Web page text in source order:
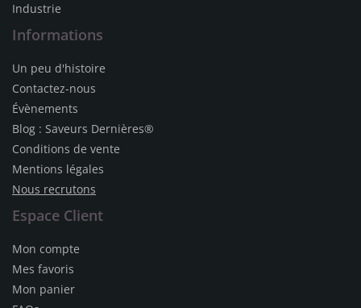
Industrie
Informations
Un peu d'histoire
Contactez-nous
Évènements
Blog : Saveurs Dernières®
Conditions de vente
Mentions légales
Nous recrutons
Espace Client
Mon compte
Mes favoris
Mon panier